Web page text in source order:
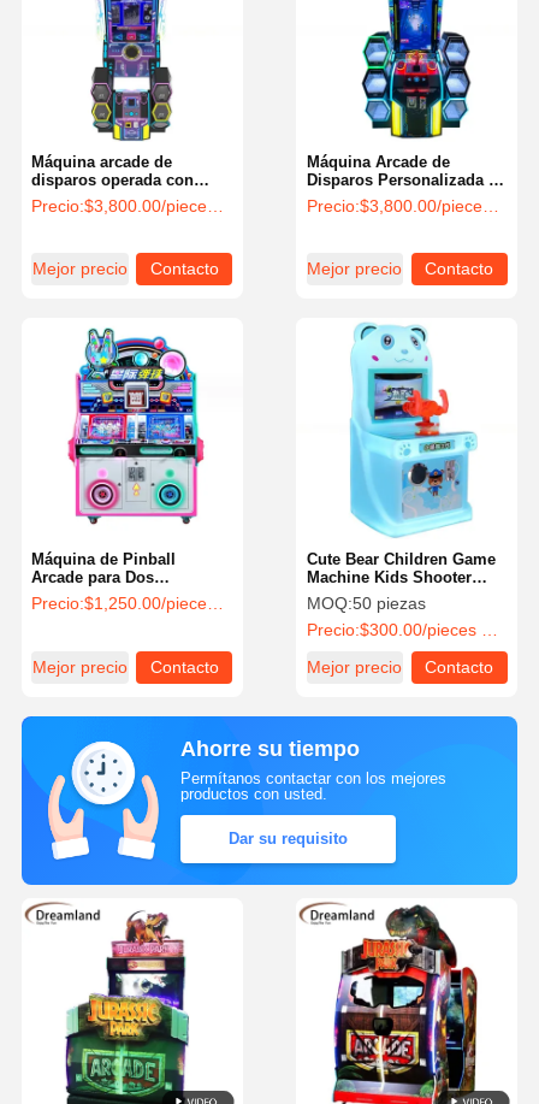
Máquina arcade de
disparos operada con
monedas, certificado CE
para centros de
Precio:$3,800.00/pieces 1-4 pieces
Mejor precio Contacto
Máquina Arcade de
Disparos Personalizada de
400 vatios con Idioma
Inglés y Chino
Precio:$3,800.00/pieces 1-4 pieces
Mejor precio Contacto
Máquina de Pinball
Arcade para Dos
Jugadores, Pinball
Operada con Monedas,
Precio:$1,250.00/pieces 1-19 pieces
Mejor precio Contacto
Cute Bear Children Game
Machine Kids Shooter
Arcade Machine Moneda
operada para el centro
comercial
MOQ:50 piezas
Precio:$300.00/pieces 50-99 pieces
Mejor precio
Contacto
Ahorre su tiempo
Permítanos contactar con los mejores
productos con usted.
Dar su requisito